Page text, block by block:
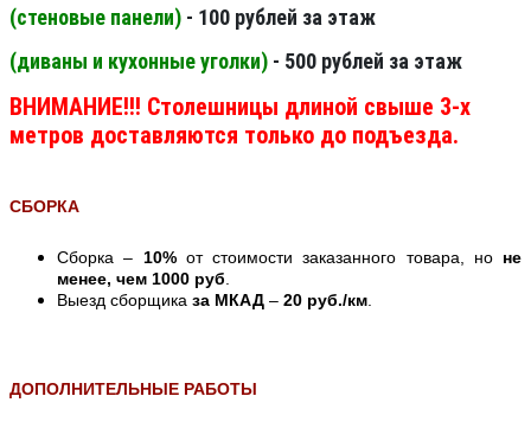
(стеновые панели) - 100 рублей за этаж
(диваны и кухонные уголки) - 500 рублей за этаж
ВНИМАНИЕ!!! Столешницы длиной свыше 3-х
метров доставляются только до подъезда.
СБОРКА
Сборка – 10%от стоимости заказанного товара, но не
менее, чем 1000 руб
Выезд сборщика за МКАД – 20 руб./км
ДОПОЛНИТЕЛЬНЫЕ РАБОТЫ